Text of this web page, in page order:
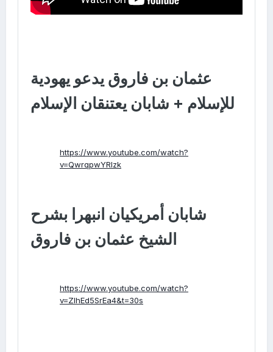
عثمان بن فاروق يدعو يهودية
للإسلام + شابان يعتنقان الإسلام
https://www.youtube.com/watch?
v=QwrqpwYRlzk
شابان أمريكيان انبهرا بشرح
الشيخ عثمان بن فاروق
https://www.youtube.com/watch?
v=ZlhEd5SrEa4&t=30s